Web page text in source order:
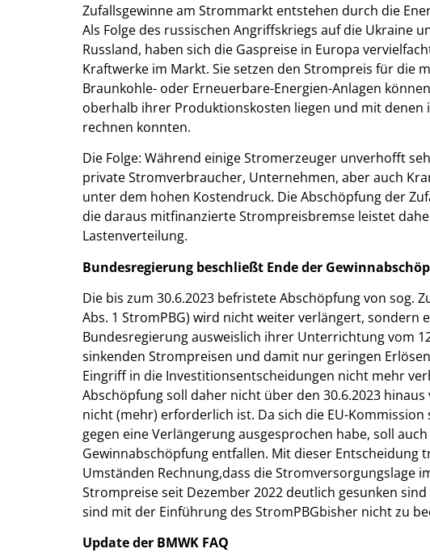
Zufallsgewinne am Strommarkt entstehen durch die
Als Folge des russischen Angriffskriegs auf die Ukraine
Russland, haben sich die Gaspreise in Europa
Kraftwerke im Markt. Sie setzen den Strompreis für die
Braunkohle- oder Erneuerbare-Energien-Anlagen
oberhalb ihrer Produktionskosten liegen und mit
rechnen konnten.
Die Folge: Während einige Stromerzeuger unverhofft
private Stromverbraucher, Unternehmen, aber auch
unter dem hohen Kostendruck. Die Abschöpfung der
die daraus mitfinanzierte Strompreisbremse leistet
Lastenverteilung.
Bundesregierung beschließt Ende der
Die bis zum 30.6.2023 befristete Abschöpfung von sog.
Abs. 1 StromPBG) wird nicht weiter verlängert, sondern
Bundesregierung ausweislich ihrer Unterrichtung vom
sinkenden Strompreisen und damit nur geringen
Eingriff in die Investitionsentscheidungen nicht mehr
Abschöpfung soll daher nicht über den 30.6.2023
nicht (mehr) erforderlich ist. Da sich die EU-
gegen eine Verlängerung ausgesprochen habe, soll
Gewinnabschöpfung entfallen. Mit dieser Entscheidung
Umständen Rechnung,dass die Stromversorgungslage
Strompreise seit Dezember 2022 deutlich gesunken
sind mit der Einführung des StromPBGbisher nicht zu
Update der BMWK FAQ